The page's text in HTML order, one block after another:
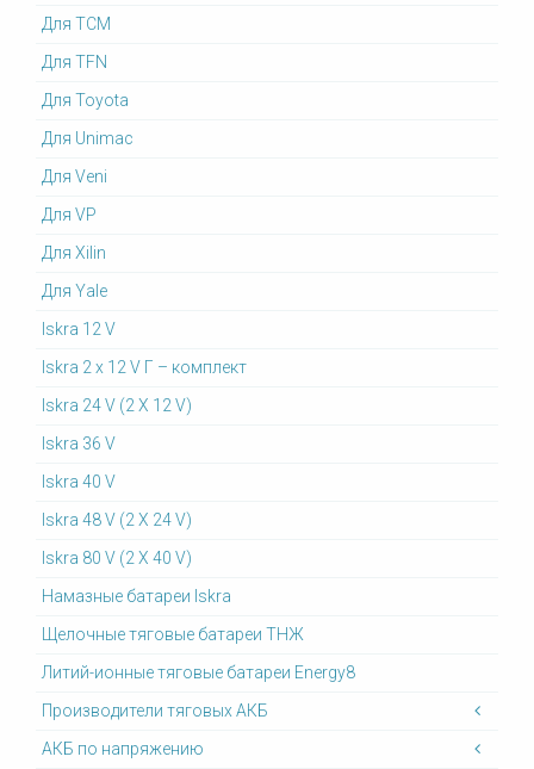
Для TCM
Для TFN
Для Toyota
Для Unimac
Для Veni
Для VP
Для Xilin
Для Yale
Iskra 12 V
Iskra 2 x 12 V Г – комплект
Iskra 24 V (2 X 12 V)
Iskra 36 V
Iskra 40 V
Iskra 48 V (2 X 24 V)
Iskra 80 V (2 X 40 V)
Намазные батареи Iskra
Щелочные тяговые батареи ТНЖ
Литий-ионные тяговые батареи Energy8
Производители тяговых АКБ
АКБ по напряжению